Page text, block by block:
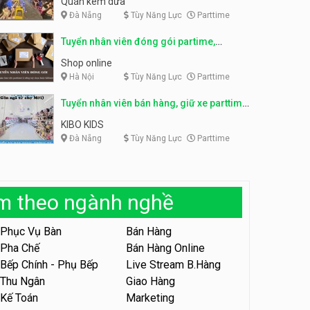
phục vụ bàn
Tuyển nhân viên thời vụ bếp
Tiệm bánh ngọt
Tuyển nhân viên bán hàng,
parttime, fulltime
Công ty MITA
Tuyển nhân viên đóng gói
Tuyển nhân viên phục vụ
khu vui chơi parttime linh
động
Khu vui chơi May Town
Tuyển nhân viên tư vấn bán
hàng shop mỹ phẩm
Shop mỹ phẩm
Đà Nẵng Tùy Năng Lực Parttime
Tuyển nhân viên đóng gói partime,
fulltime
Shop online
Hà Nội Tùy Năng Lực Parttime
Tuyển nhân viên bán hàng, giữ xe parttime
– Kibo Kid
KIBO KIDS
Đà Nẵng Tùy Năng Lực Parttime
theo ngành nghề
Phục Vụ Bàn
Bán Hàng
Pha Chế
Bán Hàng Online
Bếp Chính - Phụ Bếp
Live Stream B.Hàng
Thu Ngân
Giao Hàng
Kế Toán
Marketing